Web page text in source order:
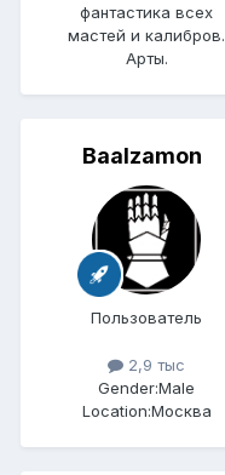
фантастика всех
мастей и калибров.
Арты.
Baalzamon
Пользователь
2,9 тыс
Gender:Male
Location:Москва